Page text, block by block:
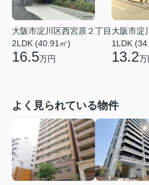
大阪市淀川区西宮原２丁目
2LDK (40.91㎡)
16.5万円
大阪市淀
1LDK
13.2万
よく見られている物件